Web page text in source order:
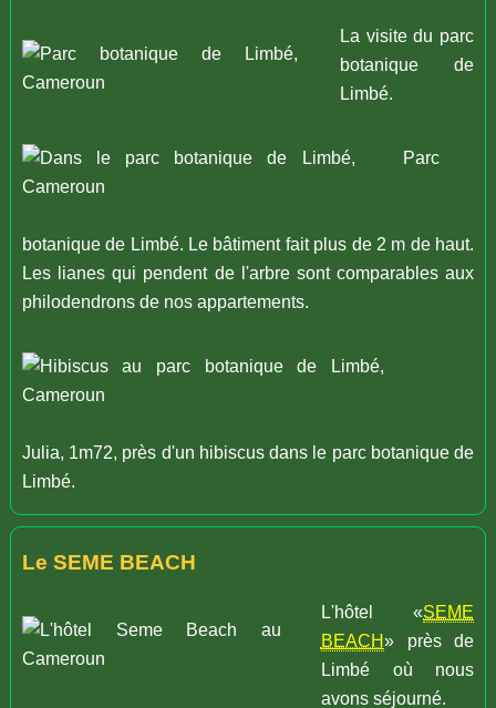
La visite du parc
botanique de
Limbé.
Parc
botanique de Limbé. Le bâtiment fait plus de 2 m de haut.
Les lianes qui pendent de l'arbre sont comparables aux
philodendrons de nos appartements.
Julia, 1m72, près d'un hibiscus dans le parc botanique de
Limbé.
Le SEME BEACH
L'hôtel «SEME
BEACH» près de
Limbé où nous
avons séjourné.